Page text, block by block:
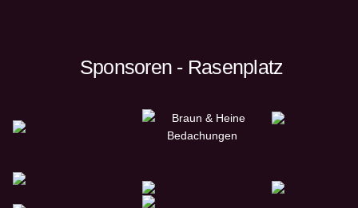
Sponsoren - Rasenplatz